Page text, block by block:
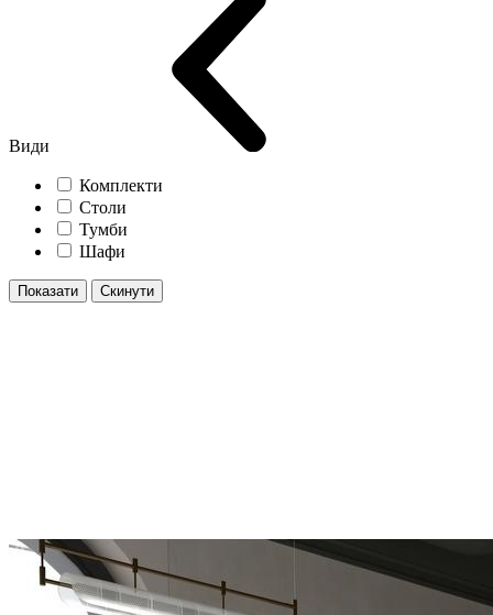
Види
Комплекти
Столи
Тумби
Шафи
Показати Скинути